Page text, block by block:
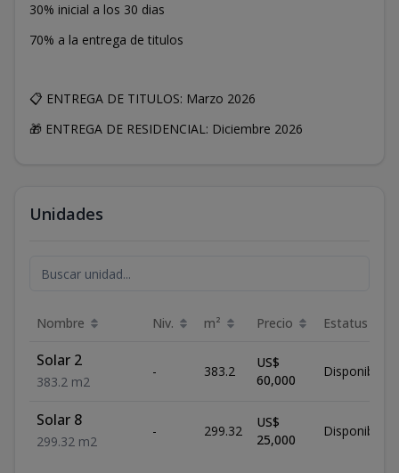
30% inicial a los 30 dias
70% a la entrega de titulos
📋 ENTREGA DE TITULOS: Marzo 2026
🎁 ENTREGA DE RESIDENCIAL: Diciembre 2026
Unidades
Nombre Niv. m² Precio Estatus
Solar 2
383.2 m2
- 383.2
US$
60,000
Disponible
Solar 8
299.32 m2
- 299.32
US$
25,000
Disponible